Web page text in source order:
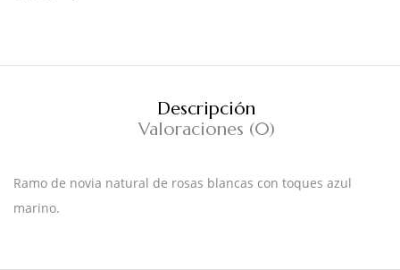
Descripción
Valoraciones (0)
Ramo de novia natural de rosas blancas con toques azul
marino.